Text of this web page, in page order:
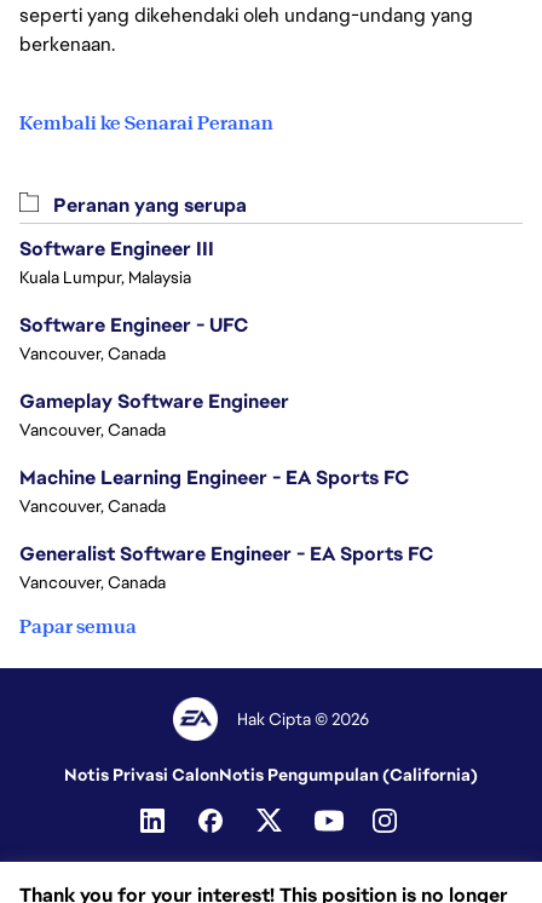
seperti yang dikehendaki oleh undang-undang yang
berkenaan.
Kembali ke Senarai Peranan
Thank you for your interest! This position is no longer
Peranan yang serupa
Software Engineer III
Kuala Lumpur, Malaysia
Software Engineer - UFC
Vancouver, Canada
Gameplay Software Engineer
Vancouver, Canada
Machine Learning Engineer - EA Sports FC
Vancouver, Canada
Generalist Software Engineer - EA Sports FC
Vancouver, Canada
Papar semua
Hak Cipta © 2026
Notis Privasi CalonNotis Pengumpulan (California)